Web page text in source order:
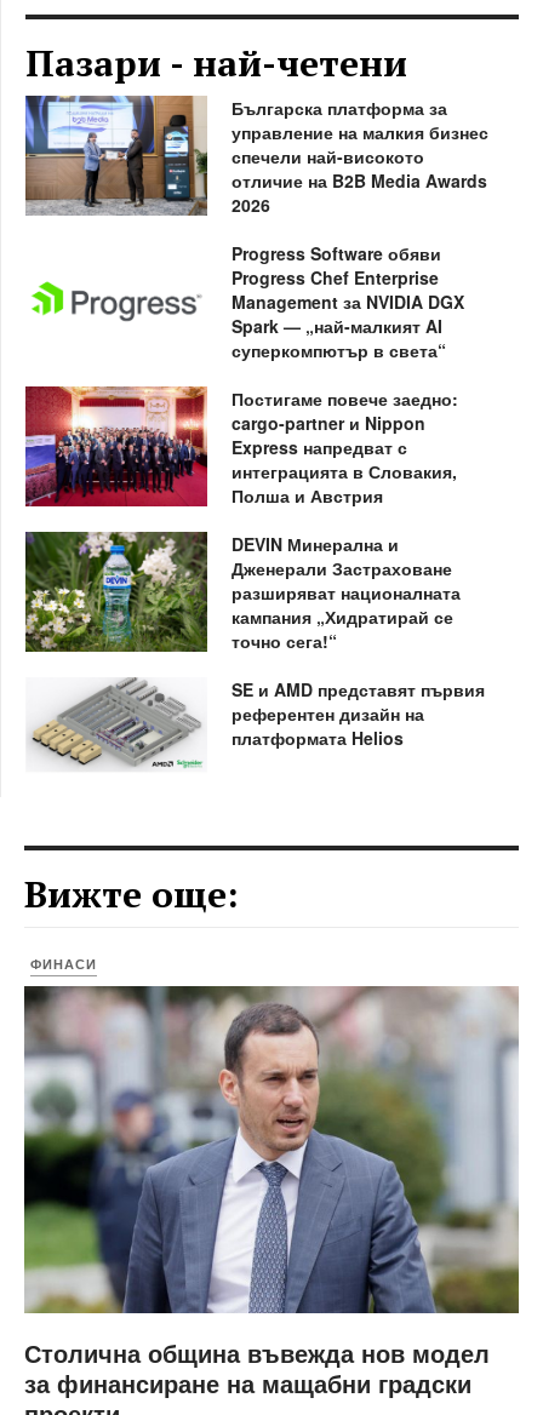
Пазари - най-четени
Българска платформа за
управление на малкия бизнес
спечели най-високото
отличие на B2B Media Awards
2026
Progress Software обяви
Progress Chef Enterprise
Management за NVIDIA DGX
Spark — „най-малкият AI
суперкомпютър в света“
Постигаме повече заедно:
cargo-partner и Nippon
Express напредват с
интеграцията в Словакия,
Полша и Австрия
DEVIN Минерална и
Дженерали Застраховане
разширяват националната
кампания „Хидратирай се
точно сега!“
SE и AMD представят първия
референтен дизайн на
платформата Helios
Вижте още:
ФИНАСИ
Столична община въвежда нов модел
за финансиране на мащабни градски